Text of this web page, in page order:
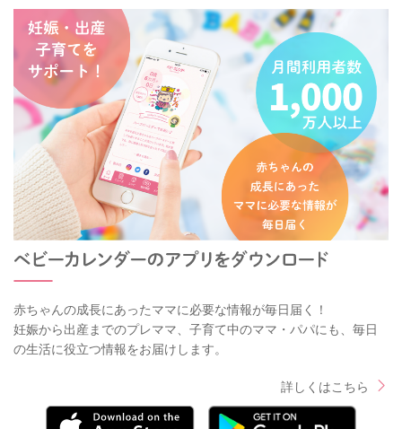
赤ちゃんの成長にあったママに必要な情報が毎日届く！
妊娠から出産までのプレママ、子育て中のママ・パパにも、毎日
の生活に役立つ情報をお届けします。
詳しくはこちら